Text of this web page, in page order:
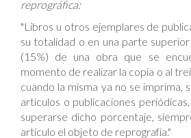
reprográfica:
"Libros u otros ejemplares de
su totalidad o en una parte
(15%) de una obra que se
momento de realizar la copia o al
cuando la misma ya no se imprima,
artículos o publicaciones
superarse dicho porcentaje,
artículo el objeto de reprografía."